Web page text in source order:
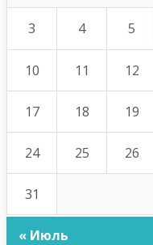
3 4 5
10 11 12
17 18 19
24 25 26
31
« Июль